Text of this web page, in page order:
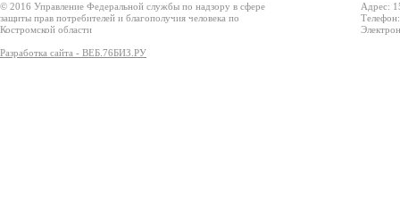
© 2016 Управление Федеральной службы по надзору в сфере
защиты прав потребителей и благополучия человека по
Костромской области
Разработка сайта - ВЕБ.76БИЗ.РУ
Адрес: